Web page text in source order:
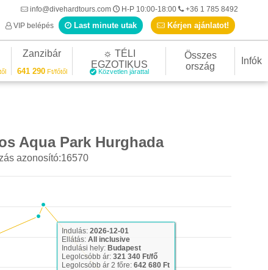
info@divehardtours.com H-P 10:00-18:00
+36 1 785 8492
VIP belépés
Last minute utak Kérjen ajánlatot!
Zanzibár
641 290Ft/főtől
☼ TÉLI
EGZOTIKUS
Közvetlen járattal
Összes
ország
Infók
Aqua Park Hurghada
azonosító:16570
Indulás:2026-12-01
Ellátás:All inclusive
Indulási hely: Budapest
Legolcsóbb ár:321 340 Ft/fő
Legolcsóbb ár 2 főre:642 680 Ft